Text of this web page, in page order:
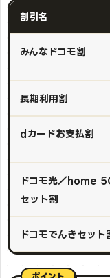
割引名
みんなドコモ割
長期利用割
dカードお支払割
ドコモ光／home
セット割
ドコモでんきセット